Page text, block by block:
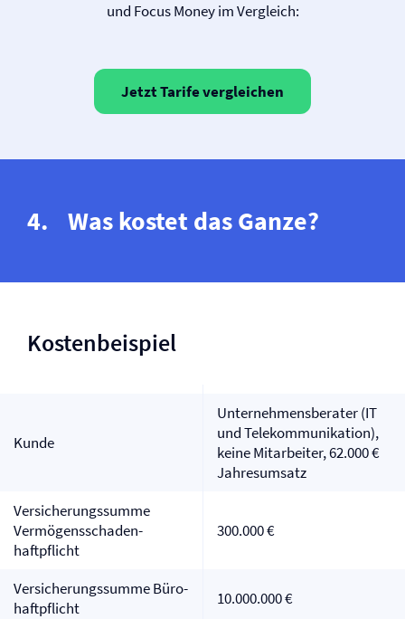
und Focus Money im Vergleich:
Jetzt Tarife vergleichen
Was kostet das Ganze?
Kostenbeispiel
Kunde
Unternehmensberater (IT
und Telekommunikation),
keine Mitarbeiter, 62.000 €
Jahresumsatz
Versicherungssumme
Vermögensschaden­
haftpflicht
300.000 €
Versicherungssumme Büro­
haftpflicht
10.000.000 €